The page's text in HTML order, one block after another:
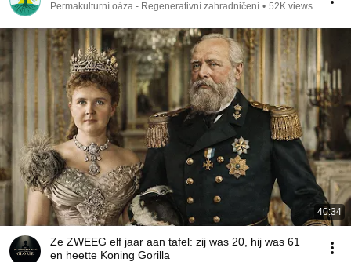
Permakulturní oáza - Regenerativní zahradničení • 52K views
40:34
Ze ZWEEG elf jaar aan tafel: zij was 20, hij was 61
en heette Koning Gorilla